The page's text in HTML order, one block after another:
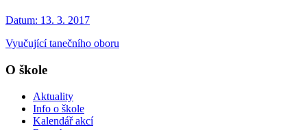
Datum: 13. 3. 2017
Vyučující tanečního oboru
O škole
Aktuality
Info o škole
Kalendář akcí